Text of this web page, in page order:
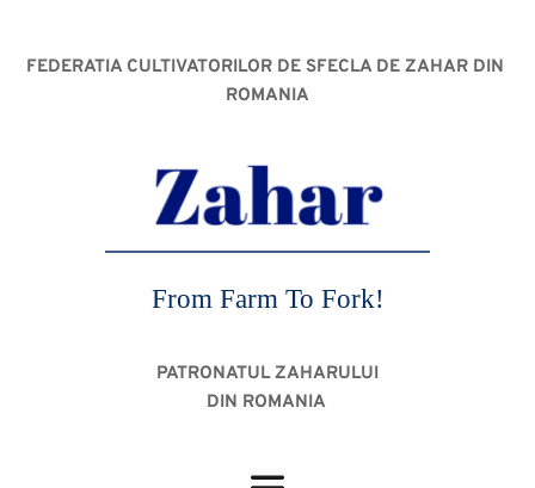
FEDERATIA CULTIVATORILOR DE SFECLA DE ZAHAR DIN
ROMANIA
From Farm To Fork!
PATRONATUL ZAHARULUI
DIN ROMANIA